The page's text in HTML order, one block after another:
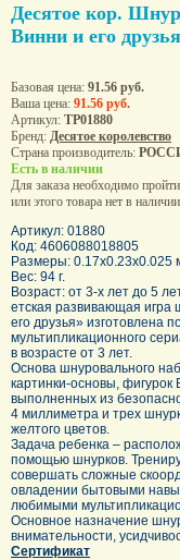
Десятое кор.
Винни и его друзья
Базовая цена: 91.56 руб.
Ваша цена: 91.56 руб.
Артикул: ТР01880
Бренд: Десятое королевство
Страна производитель:
Есть в наличии
Для заказа необходимо пройти
или этого товара нет в
Артикул: 01880
Код: 4606088018805
Размеры: 0.17x0.23x0.025
Вес: 94 г.
Возраст: от 3-х лет до 5
етская развивающая игра
его друзья» изготовлена
мультипликационного
в возрасте от 3 лет.
Основа шнуровального
картинки-основы,
выполненных из
4 миллиметра и трех
желтого цветов.
Задача ребенка –
помощью шнурков.
совершать сложные
овладении бытовыми
любимыми
Основное назначение
внимательности,
Сертификат